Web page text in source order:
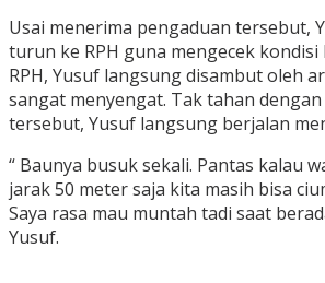
Usai menerima pengaduan tersebut,
turun ke RPH guna mengecek kondisi
RPH, Yusuf langsung disambut oleh
sangat menyengat. Tak tahan
tersebut, Yusuf langsung berjalan
“ Baunya busuk sekali. Pantas kalau
jarak 50 meter saja kita masih bisa
Saya rasa mau muntah tadi saat
Yusuf.